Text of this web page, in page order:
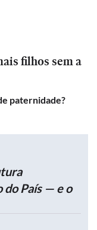
filhos sem a
paternidade?
País — e o